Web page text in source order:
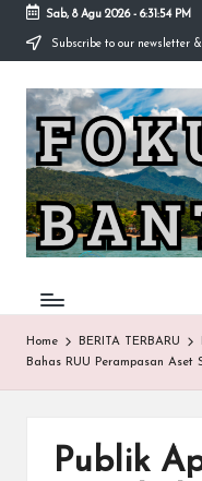
Skip
content
Sab, 8 Agu 2026- 6:31:55 PM
Subscribe to our newsletter
F
O
K
U
S-
B
A
N
Home BERITA TERBARU
Bahas RUU Perampasan Aset
Publik